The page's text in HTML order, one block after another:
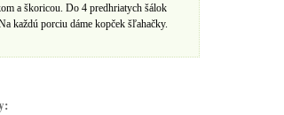
a škoricou. Do 4 predhriatych šálok
každú porciu dáme kopček šľahačky.